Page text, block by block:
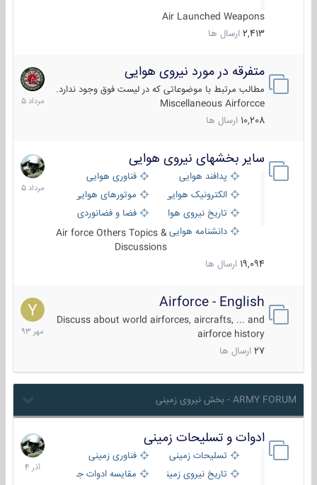
Air Launched Weapons
2,413 ارسال ها
متفرقه در مورد نیروی هوایی
مطالب مرتبط با موضوعاتی که در لیست فوق وجود ندارد.
Miscellaneous Airforcce
10,208 ارسال ها
7
مرداد
1405
سایر بخشهای نیروی هوایی
پدافند هوایی
فناوری هوایی
الکترونیک هوایی
موتورهای هوایی
تاریخ نیروی هوایی
فضا و فضانوردی
دانشنامه هواییAir force Others Topics &
Discussions
19,094 ارسال ها
2
مرداد
1405
Airforce - English
Discuss about world airforces, aircrafts, ... and
airforce history
27 ارسال ها
15
مهر
1393
ARMY FORUM - بخش نیروی زمینی
ادوات و تسلیحات زمینی
تسلیحات زمینی
فناوری زمینی
تاریخ نیروی زمینی
مقایسه ادوات جنگی
21
آذر
1404